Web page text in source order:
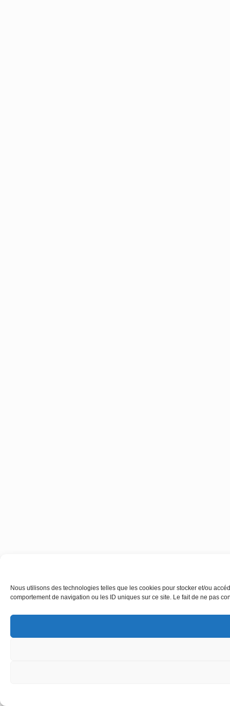
Nous utilisons des technologies telles que les cookies pour stocker et/ou
comportement de navigation ou les ID uniques sur ce site. Le fait de ne pas